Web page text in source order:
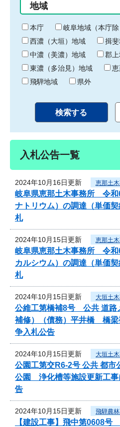
り
終
わ
り
地域
本庁
岐阜地域（本庁除
西濃（大垣）地域
揖
中濃（美濃）地域
郡
東濃（多治見）地域
飛騨地域
県外
入札公告一覧
2024年10月16日更新 恵那土
岐阜県恵那土木事務所 令和
ナトリウム）の調達（単価
札
2024年10月15日更新 恵那土
岐阜県恵那土木事務所 令和
カルシウム）の調達（単価
札
2024年10月15日更新 大垣土
公維工第橋補8号 公共 道路
補修）（債務）平井橋 橋梁
争入札公告
2024年10月15日更新 大垣土
公園工第交R6-2号 公共 都市
公園 浄化槽等施設更新工事
告
2024年10月15日更新 飛騨農
【建設工事】飛中第0608